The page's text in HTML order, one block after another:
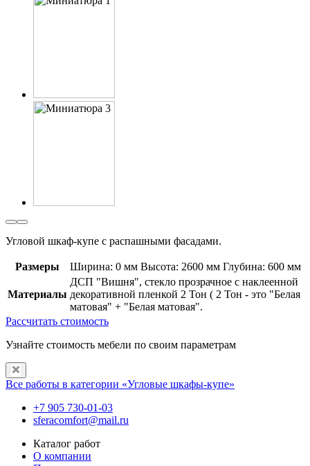
Угловой шкаф-купе с распашными фасадами.
Размеры Ширина: 0 мм Высота: 2600 мм Глубина: 600 мм
Материалы
ДСП "Вишня", стекло прозрачное с наклеенной
декоративной пленкой 2 Тон ( 2 Тон - это "Белая
матовая" + "Белая матовая".
Рассчитать стоимость
Узнайте стоимость мебели по своим параметрам
Все работы в категории «Угловые шкафы-купе»
+7 905 730-01-03
sferacomfort@mail.ru
Каталог работ
О компании